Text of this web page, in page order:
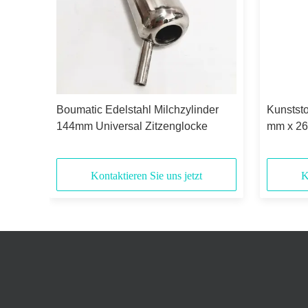
Boumatic Edelstahl Milchzylinder
144mm Universal Zitzenglocke
Kontaktieren Sie uns jetzt
mm x